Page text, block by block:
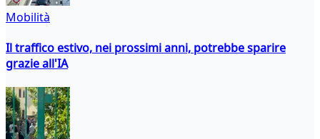
Mobilità
Il traffico estivo, nei prossimi anni, potrebbe sparire
grazie all'IA